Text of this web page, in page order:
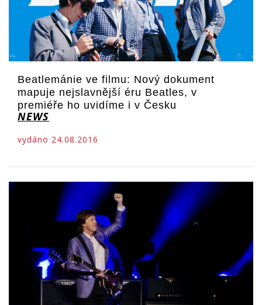
Beatlemánie ve filmu: Nový dokument
mapuje nejslavnější éru Beatles, v
premiéře ho uvidíme i v Česku
NEWS
vydáno 24.08.2016